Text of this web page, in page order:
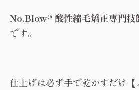
No.Blow® 酸性縮毛矯正専門技
です。
仕上げは必ず手で乾かすだけ